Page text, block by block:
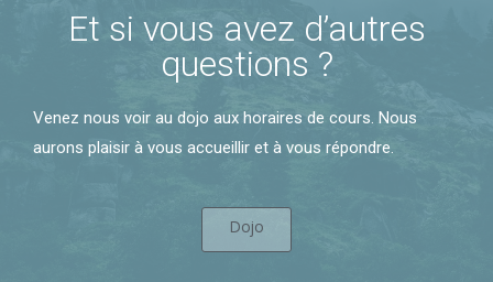
Et si vous avez d’autres
questions ?
Venez nous voir au dojo aux horaires de cours. Nous
aurons plaisir à vous accueillir et à vous répondre.
Dojo